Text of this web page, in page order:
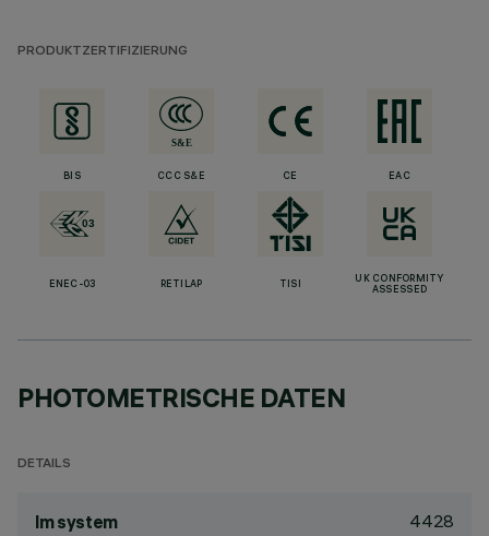
PRODUKTZERTIFIZIERUNG
BIS CCC S&E CE EAC
ENEC-03 RETILAP TISI
UK CONFORMITY
ASSESSED
PHOTOMETRISCHE DATEN
DETAILS
lm system 4428